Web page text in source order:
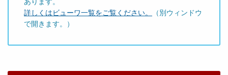
詳しくはビューワ一覧をご覧ください。
（別ウィンドウ
で開きます。）